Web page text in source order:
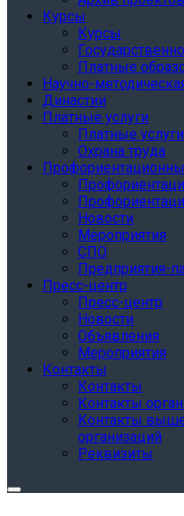
Курсы
Курсы
Платные
Научно-
Династии
Платные услуги
Платные услуги
Охрана труда
Новости
Мероприятия
СПО
Предприятия-
Пресс-центр
Пресс-центр
Новости
Объявления
Мероприятия
Контакты
Контакты
Контакты
Контакты
организаций
Реквизиты